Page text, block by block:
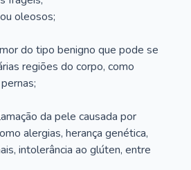
oleosos;
do tipo benigno que pode se
regiões do corpo, como
da pele causada por
alergias, herança genética,
intolerância ao glúten, entre